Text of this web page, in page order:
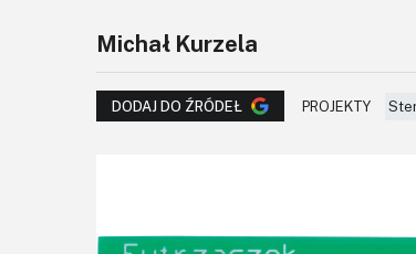
Michał Kurzela
DODAJ DO ŹRÓDEŁ PROJEKTY